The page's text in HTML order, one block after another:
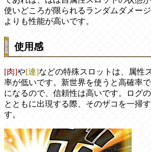
使いどころが限られるランダムダメー
よりも性能が高いです。
使用感
[肉]や[連]などの特殊スロットは、属性
率が低いです。新世界を使うと高確率
になるので、信頼性は高いです。ログ
とともに出現する際、そのザコを一掃
す。